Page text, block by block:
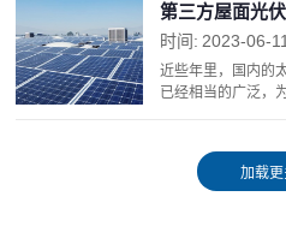
第三方屋面光
择？
时间: 2023-06-11
近些年里，国内的
已经相当的广泛，